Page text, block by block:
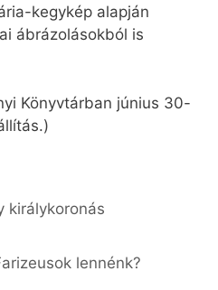
kegykép alapján
ábrázolásokból is
Könyvtárban június 30-
királykoronás
lennénk?